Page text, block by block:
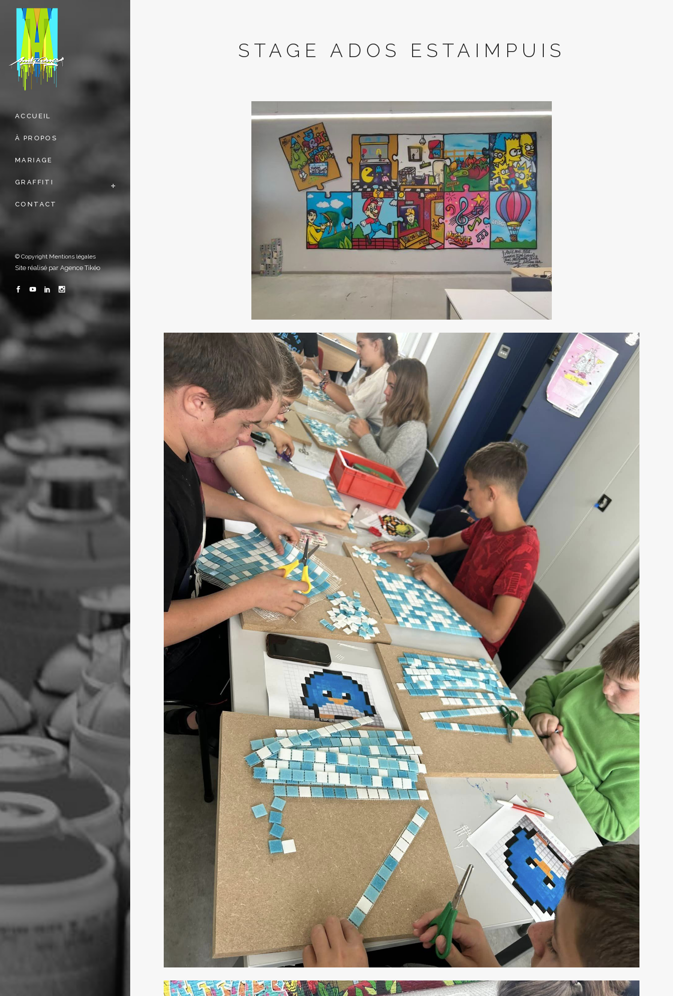
ACCUEIL
À PROPOS
MARIAGE
GRAFFITI
CONTACT
© Copyright Mentions légales
Site réalisé par Agence Tikéo
STAGE ADOS ESTAIMPUIS